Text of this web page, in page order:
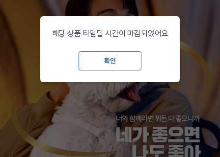
해당 상품 타임딜 시간이 마감되었어요
확인